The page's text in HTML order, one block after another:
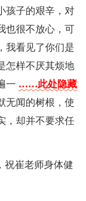
孩子的艰辛，对
也很不放心，可
我看见了你们是
怎样不厌其烦地
一 ……此处隐藏
无闻的树根，使
，却并不要求任
祝崔老师身体健